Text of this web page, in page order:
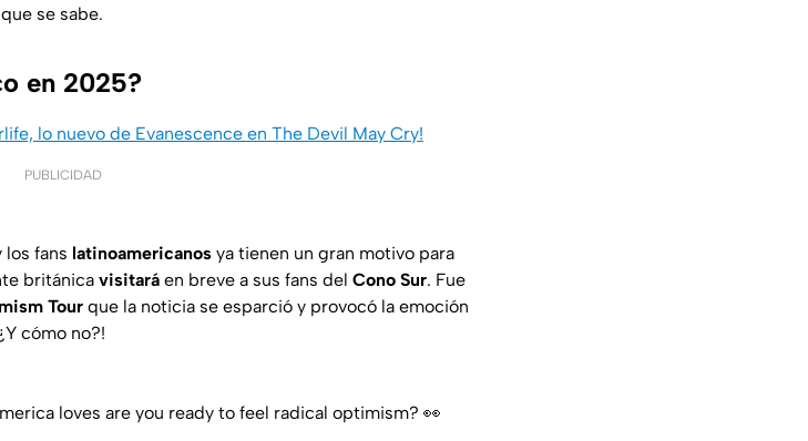
se sabe.
en 2025?
lo nuevo de Evanescence en The Devil May Cry!
PUBLICIDAD
los fans latinoamericanos ya tienen un gran motivo para
británica visitará en breve a sus fans del Cono Sur. Fue
Tour que la noticia se esparció y provocó la emoción
cómo no?!
loves are you ready to feel radical optimism? 👀